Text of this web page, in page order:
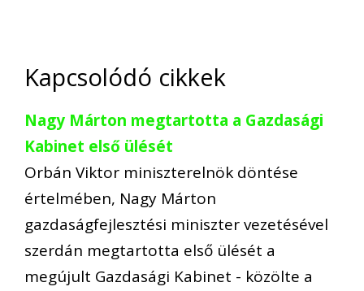
Kapcsolódó cikkek
Nagy Márton megtartotta a Gazdasági
Kabinet első ülését
Orbán Viktor miniszterelnök döntése
értelmében, Nagy Márton
gazdaságfejlesztési miniszter vezetésével
szerdán megtartotta első ülését a
megújult Gazdasági Kabinet - közölte a